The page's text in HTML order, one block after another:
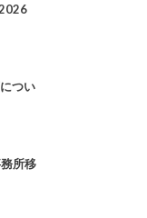
つい
所移